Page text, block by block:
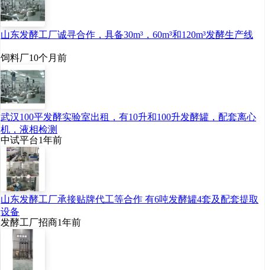
山东发酵工厂诚寻合作，具备30m³，60m³和120m³发酵生产线
饲料厂10个月前
武汉100平发酵实验室出租，有10升和100升发酵罐，配套离心
机，液相检测
中试平台1年前
山东发酵工厂承接贴牌代工等合作 有6吨发酵罐4套及配套提取
设备
发酵工厂招商1年前